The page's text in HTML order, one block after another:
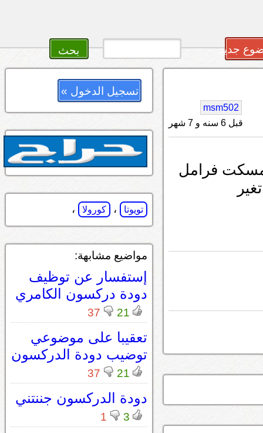
جديد
msm502
قبل 6 سنه و 7 شهر
تسجيل الدخول »
تويوتا ، كورولا ،
مواضيع مشابهة:
إستفسار عن توظيف
دودة دركسون الكامري
21
37
تعقيبا على موضوعي
توضيب دودة الدركسون
21
37
دودة الدركسون جننتني
3
1